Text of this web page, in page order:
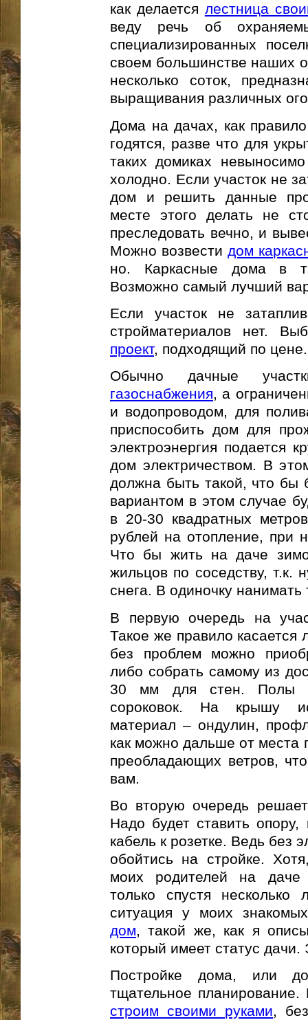
как делается лестница
веду речь об
специализированных
своем большинстве наших
несколько соток,
выращивания различных
Дома на дачах, как
годятся, разве что для
таких домиках
холодно. Если участок не
дом и решить данные
месте этого делать не
преследовать вечно, и
Можно возвестидом
но. Каркасные дома в
Возможно самый лучший
Если участок не
стройматериалов нет.
проект, подходящий по цене.
Обычно дачные
газоснабжения, а
и водопроводом, для
приспособить дом для
электроэнергия подается
дом электричеством. В
должна быть такой, что
вариантом в этом случае
в 20-30 квадратных
рублей на отопление, при
Что бы жить на даче
жильцов по соседству, т.к.
снега. В одиночку нанимать
В первую очередь на
Такое же правило
без проблем можно
либо собрать самому из
30 мм для стен. Полы
сороковок. На крышу
материал – ондулин,
как можно дальше от места
преобладающих ветров,
вам.
Во вторую очередь
Надо будет ставить
кабель к розетке. Ведь без
обойтись на стройке.
моих родителей на даче
только спустя
ситуация у моих
дом, такой же, как я
который имеет статус дачи.
Постройке дома, или
тщательное
строим своими руками,